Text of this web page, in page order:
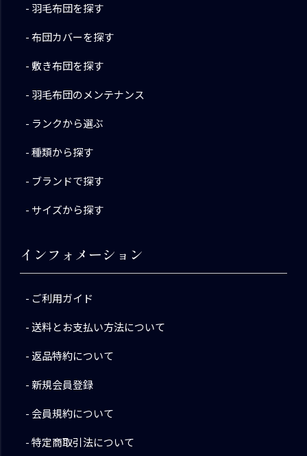
羽毛布団を探す
布団カバーを探す
敷き布団を探す
羽毛布団のメンテナンス
ランクから選ぶ
種類から探す
ブランドで探す
サイズから探す
インフォメーション
ご利用ガイド
送料とお支払い方法について
返品特約について
新規会員登録
会員規約について
特定商取引法について